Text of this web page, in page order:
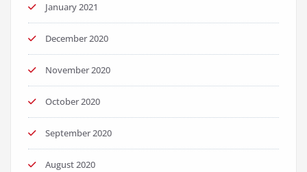
January 2021
December 2020
November 2020
October 2020
September 2020
August 2020